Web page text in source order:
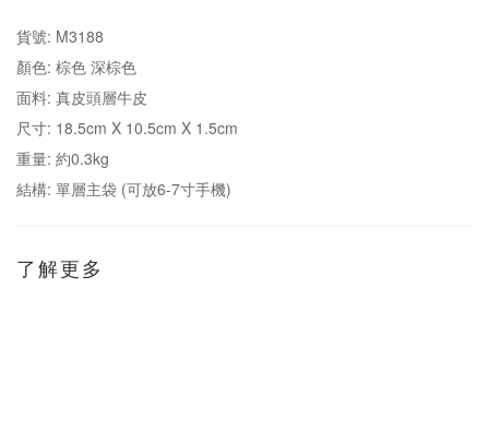
貨號: M3188
顏色: 棕色 深棕色
面料: 真皮頭層牛皮
尺寸: 18.5cm X 10.5cm X 1.5cm
重量: 約0.3kg
結構: 單層主袋 (可放6-7寸手機)
了解更多